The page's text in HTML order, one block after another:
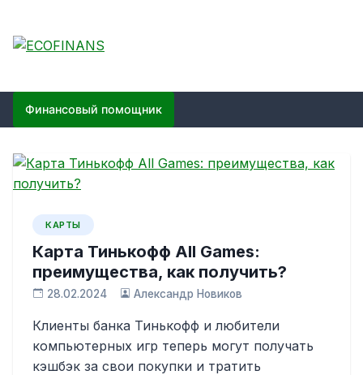
content
ECOFINANS
Финансовый помощник
КАРТЫ
Карта Тинькофф All Games:
преимущества, как получить?
28.02.2024 Александр Новиков
Клиенты банка Тинькофф и любители
компьютерных игр теперь могут получать
кэшбэк за свои покупки и тратить